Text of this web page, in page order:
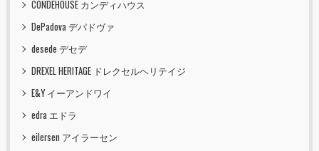
CONDEHOUSE カンディハウス
DePadova デパドヴァ
desede デセデ
DREXEL HERITAGE ドレクセルヘリテイジ
E&Y イーアンドワイ
edra エドラ
eilersen アイラーセン